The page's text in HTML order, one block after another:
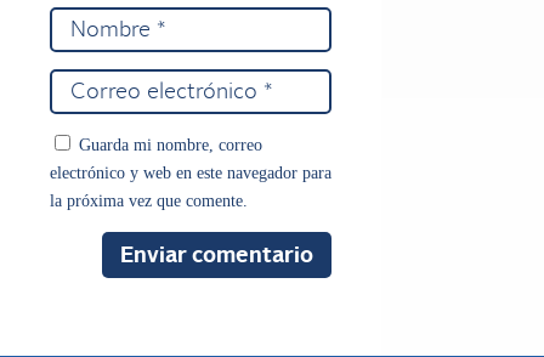
Guarda mi nombre, correo
electrónico y web en este navegador para
la próxima vez que comente.